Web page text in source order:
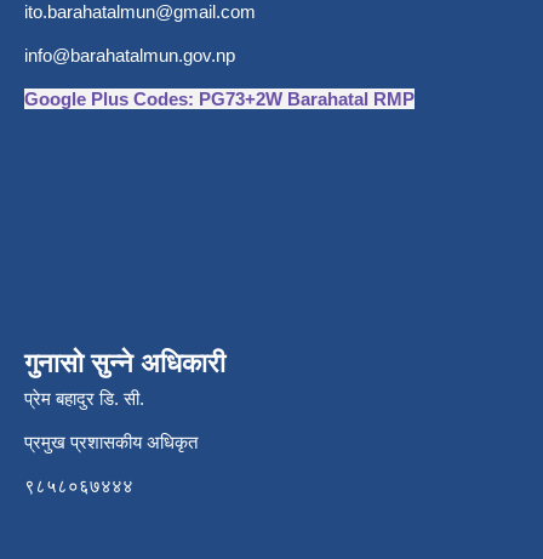
ito.barahatalmun@gmail.com
info@barahatalmun.gov.np
Google Plus Codes: PG73+2W Barahatal RMP
गुनासो सुन्ने अधिकारी
प्रेम बहादुर डि. सी.
प्रमुख प्रशासकीय अधिकृत
९८५८०६७४४४